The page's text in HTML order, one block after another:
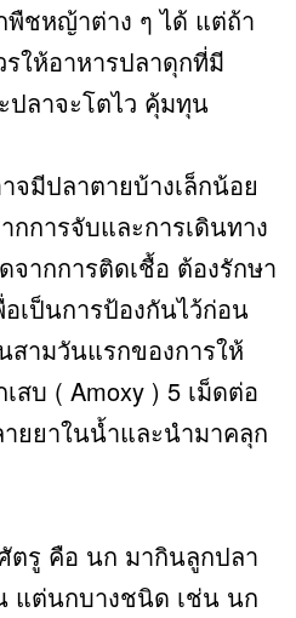
ชหญ้าต่าง ๆ ได้ แต่ถ้า
ให้อาหารปลาดุกที่มี
ปลาจะโตไว คุ้มทุน
จมีปลาตายบ้างเล็กน้อย
กการจับและการเดินทาง
จากการติดเชื้อ ต้องรักษา
เป็นการป้องกันไว้ก่อน
สามวันแรกของการให้
สบ ( Amoxy ) 5 เม็ดต่อ
ยยาในน้ำและนำมาคลุก
ตรู คือ นก มากินลูกปลา
แต่นกบางชนิด เช่น นก